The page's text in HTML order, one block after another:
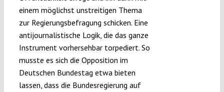
einem möglichst unstreitigen Thema
zur Regierungsbefragung schicken. Eine
antijournalistische Logik, die das ganze
Instrument vorhersehbar torpediert. So
musste es sich die Opposition im
Deutschen Bundestag etwa bieten
lassen, dass die Bundesregierung auf